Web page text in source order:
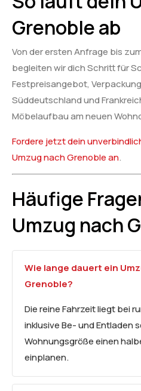
Grenoble ab
Von der ersten Anfrage bis
begleiten wir dich Schritt für
Festpreisangebot,
Süddeutschland und
Möbelaufbau am neuen
Fordere jetzt dein
Umzug nach Grenoble an.
Häufige
Umzug nach
Wie lange dauert ein
Grenoble?
Die reine Fahrzeit liegt bei
inklusive Be- und Entladen
Wohnungsgröße einen
einplanen.